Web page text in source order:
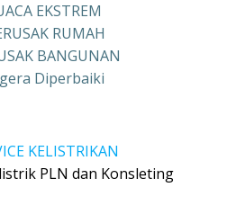
EKSTREM
RUMAH
BANGUNAN
Diperbaiki
KELISTRIKAN
PLN dan Konsleting